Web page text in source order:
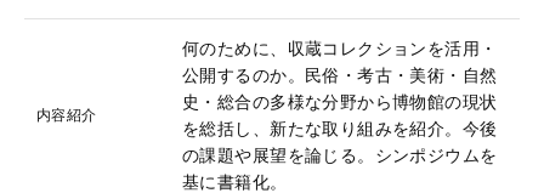
内容紹介
何のために、収蔵コレクションを活用・
公開するのか。民俗・考古・美術・自然
史・総合の多様な分野から博物館の現状
を総括し、新たな取り組みを紹介。今後
の課題や展望を論じる。シンポジウムを
基に書籍化。